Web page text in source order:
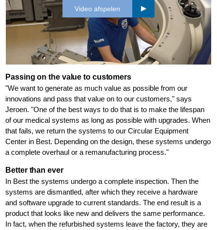
Video afspelen
Passing on the value to customers
"We want to generate as much value as possible from our
innovations and pass that value on to our customers," says
Jeroen. "One of the best ways to do that is to make the lifespan
of our medical systems as long as possible with upgrades. When
that fails, we return the systems to our Circular Equipment
Center in Best. Depending on the design, these systems undergo
a complete overhaul or a remanufacturing process."
Better than ever
In Best the systems undergo a complete inspection. Then the
systems are dismantled, after which they receive a hardware
and software upgrade to current standards. The end result is a
product that looks like new and delivers the same performance.
In fact, when the refurbished systems leave the factory, they are